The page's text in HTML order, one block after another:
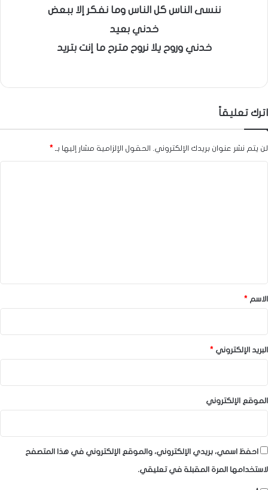
ننسى الناس كل الناس وما نفكر إلا ببعض
خدني بعيد
خدني وروح يلا نروح مترح ما إنت بتريد
اترك تعليقاً
لن يتم نشر عنوان بريدك الإلكتروني. الحقول الإلزامية مشار إليها بـ *
*الاسم *
البريد الإلكتروني *
الموقع الإلكتروني
احفظ اسمي، بريدي الإلكتروني، والموقع الإلكتروني في هذا المتصفح
لاستخدامها المرة المقبلة في تعليقي.